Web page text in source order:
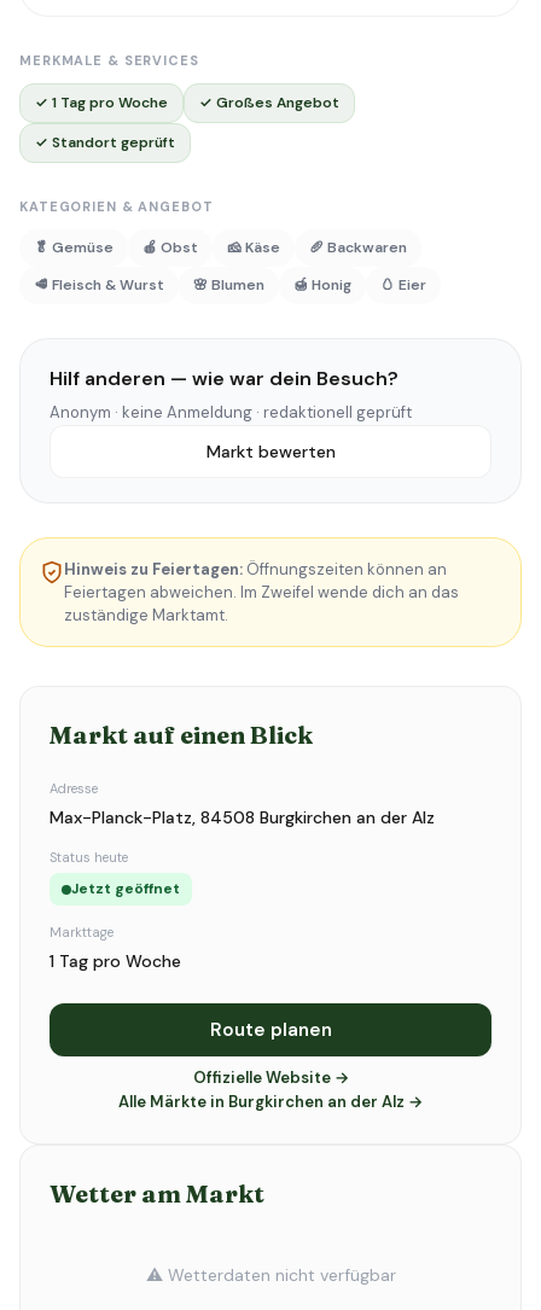
MERKMALE & SERVICES
✓ 1 Tag pro Woche ✓ Großes Angebot
✓ Standort geprüft
KATEGORIEN & ANGEBOT
🥬 Gemüse 🍎 Obst 🧀 Käse
🥖 Backwaren
🥩 Fleisch & Wurst
🌸 Blumen 🍯 Honig 🥚 Eier
Hilf anderen — wie war dein Besuch?
Anonym · keine Anmeldung · redaktionell geprüft
Markt bewerten
Hinweis zu Feiertagen: Öffnungszeiten können an
Feiertagen abweichen. Im Zweifel wende dich an das
zuständige Marktamt.
Markt auf einen Blick
Adresse
Max-Planck-Platz, 84508 Burgkirchen an der Alz
Status heute
Jetzt geöffnet
Markttage
1 Tag pro Woche
Route planen
Offizielle Website →
Alle Märkte in Burgkirchen an der Alz →
Wetter am Markt
⚠️ Wetterdaten nicht verfügbar